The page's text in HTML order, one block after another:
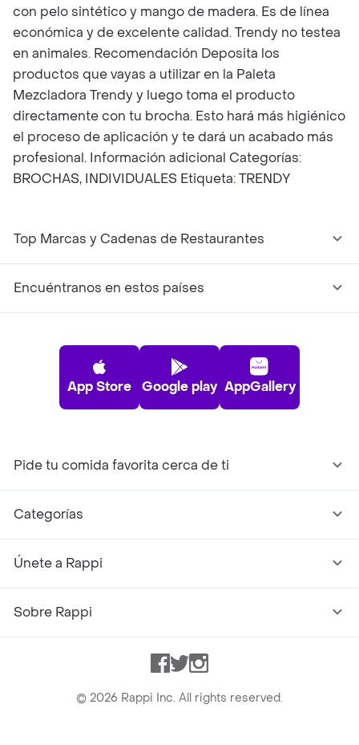
con pelo sintético y mango de madera. Es de línea
económica y de excelente calidad. Trendy no testea
en animales. Recomendación Deposita los
productos que vayas a utilizar en la Paleta
Mezcladora Trendy y luego toma el producto
directamente con tu brocha. Esto hará más higiénico
el proceso de aplicación y te dará un acabado más
profesional. Información adicional Categorías:
BROCHAS, INDIVIDUALES Etiqueta: TRENDY
Top Marcas y Cadenas de Restaurantes
Encuéntranos en estos países
App Store Google play AppGallery
Pide tu comida favorita cerca de ti
Categorías
Únete a Rappi
Sobre Rappi
Facebook
TwitterInstagram
© 2026 Rappi Inc. All rights reserved.